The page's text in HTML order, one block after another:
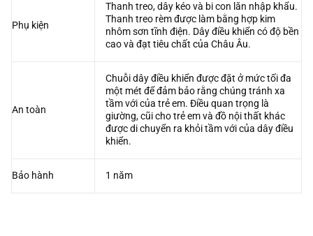
Phụ kiện
Thanh treo, dây kéo và bi con lăn nhập khẩu.
Thanh treo rèm được làm bằng hợp kim
nhôm sơn tĩnh điện. Dây điều khiển có độ bền
cao và đạt tiêu chất của Châu Âu.
An toàn
Chuỗi dây điều khiển được đặt ở mức tối đa
một mét để đảm bảo rằng chúng tránh xa
tầm với của trẻ em. Điều quan trọng là
giường, cũi cho trẻ em và đồ nội thất khác
được di chuyển ra khỏi tầm với của dây điều
khiển.
Bảo hành 1 năm